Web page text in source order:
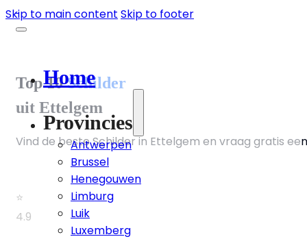
Skip to main content Skip to footer
Home
Provincies
Antwerpen
Brussel
Henegouwen
Limburg
Luik
Luxemberg
Top 10Schilder
uit Ettelgem
Vind de beste Schilder in Ettelgem en vraag gratis
⭐
4.9